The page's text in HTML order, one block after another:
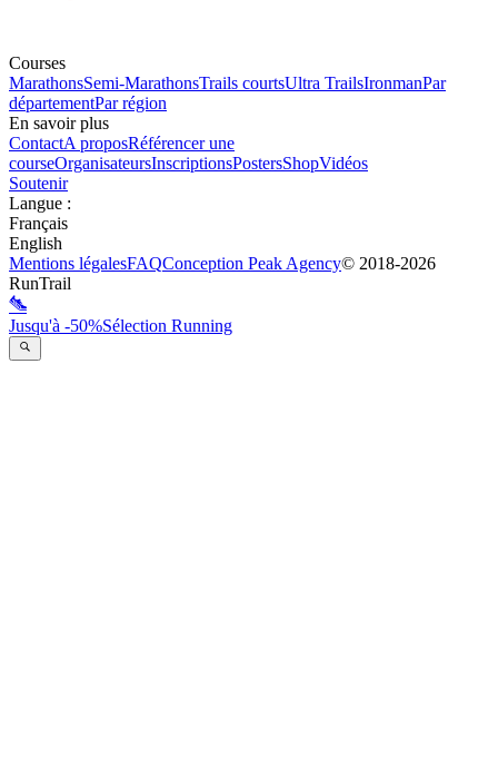
Courses
MarathonsSemi-MarathonsTrails courtsUltra TrailsIronmanPar
départementPar région
En savoir plus
ContactA proposRéférencer une
courseOrganisateursInscriptionsPostersShopVidéos
Soutenir
Langue :
Français
English
Mentions légalesFAQConception Peak Agency© 2018-2026
RunTrail
Jusqu'à -50%Sélection Running